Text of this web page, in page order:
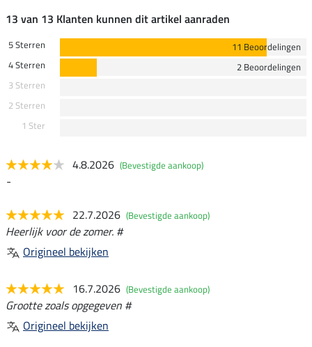
13 van 13 Klanten kunnen dit artikel aanraden
5 Sterren
11 Beoordelingen
4 Sterren
2 Beoordelingen
3 Sterren
2 Sterren
1 Ster
4.8.2026 (Bevestigde aankoop)
-
22.7.2026 (Bevestigde aankoop)
Heerlijk voor de zomer. #
Origineel bekijken
16.7.2026 (Bevestigde aankoop)
Grootte zoals opgegeven #
Origineel bekijken